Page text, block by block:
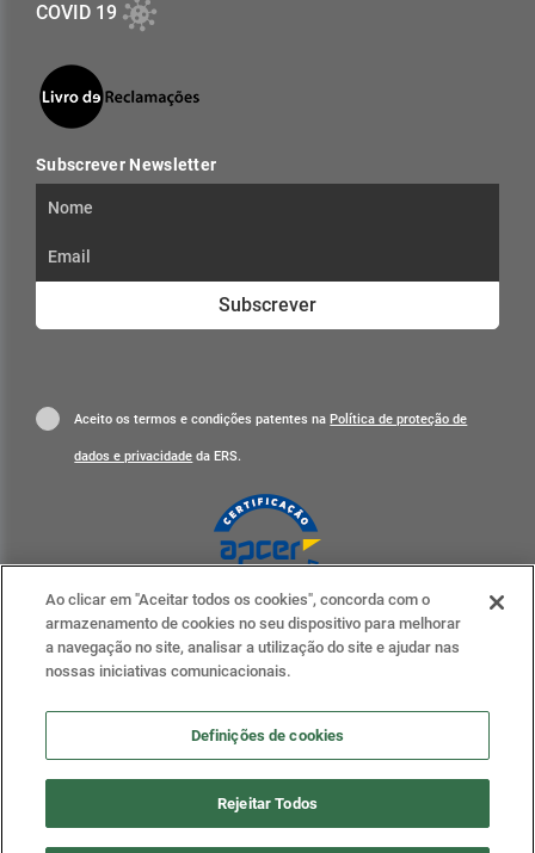
COVID 19
Subscrever Newsletter
Subscrever
Aceito os termos e condições patentes na Política de proteção de
dados e privacidade da ERS.
ERS nas redes sociais
Ao clicar em "Aceitar todos os cookies", concorda com o
armazenamento de cookies no seu dispositivo para melhorar
a navegação no site, analisar a utilização do site e ajudar nas
nossas iniciativas comunicacionais.
Definições de cookies
Rejeitar Todos